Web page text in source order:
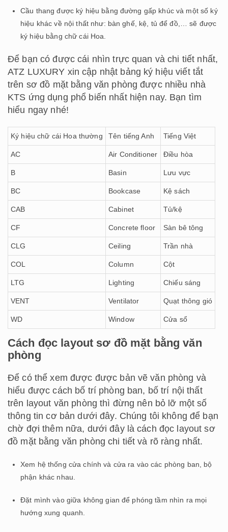
Cầu thang được ký hiệu bằng đường gấp khúc và một số ký
hiệu khác về nội thất như: bàn ghế, kệ, tủ để đồ,… sẽ được
ký hiệu bằng chữ cái Hoa.
Để bạn có được cái nhìn trực quan và chi tiết nhất,
ATZ LUXURY xin cập nhật bảng ký hiệu viết tắt
trên sơ đồ mặt bằng văn phòng được nhiều nhà
KTS ứng dụng phổ biến nhất hiện nay. Bạn tìm
hiểu ngay nhé!
Ký hiệu chữ cái Hoa thường Tên tiếng Anh Tiếng Việt
AC Air Conditioner Điều hòa
B Basin Lưu vực
BC Bookcase Kệ sách
CAB Cabinet Tủ/kệ
CF Concrete floor Sàn bê tông
CLG Ceiling Trần nhà
COL Column Cột
LTG Lighting Chiếu sáng
VENT Ventilator Quạt thông gió
WD Window Cửa sổ
Cách đọc layout sơ đồ mặt bằng văn
phòng
Để có thể xem được được bản vẽ văn phòng và
hiểu được cách bố trí phòng ban, bố trí nội thất
trên layout văn phòng thì đừng nên bỏ lỡ một số
thông tin cơ bản dưới đây. Chúng tôi không để bạn
chờ đợi thêm nữa, dưới đây là cách đọc layout sơ
đồ mặt bằng văn phòng chi tiết và rõ ràng nhất.
Xem hệ thống cửa chính và cửa ra vào các phòng ban, bộ
phận khác nhau.
Đặt mình vào giữa không gian để phóng tầm nhìn ra mọi
hướng xung quanh.